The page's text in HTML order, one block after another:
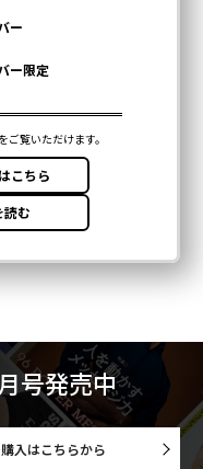
号発売中
入はこちらから